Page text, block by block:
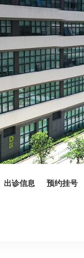
出诊信息 预约挂号